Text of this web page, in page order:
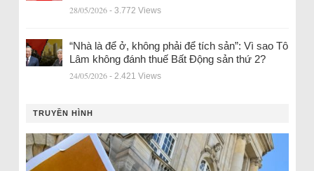
28/05/2026 - 3.772 Views
“Nhà là để ở, không phải để tích sản”: Vì sao Tô
Lâm không đánh thuế Bất Động sản thứ 2?
24/05/2026 - 2.421 Views
TRUYỀN HÌNH